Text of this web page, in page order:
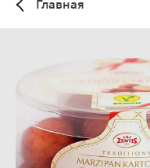
Главная